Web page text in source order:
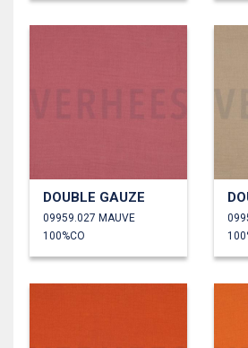
DOUBLE GAUZE
09959.027 MAUVE
100%CO